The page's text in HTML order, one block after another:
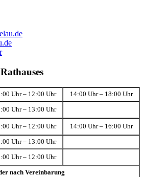
Uhr – 12:00 Uhr 14:00 Uhr – 18:00 Uhr
Uhr – 13:00 Uhr
Uhr – 12:00 Uhr 14:00 Uhr – 16:00 Uhr
Uhr – 13:00 Uhr
Uhr – 12:00 Uhr
nach Vereinbarung